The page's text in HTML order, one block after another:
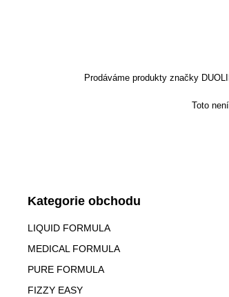
Prodáváme produkty značky
Toto
Kategorie obchodu
LIQUID FORMULA
MEDICAL FORMULA
PURE FORMULA
FIZZY EASY